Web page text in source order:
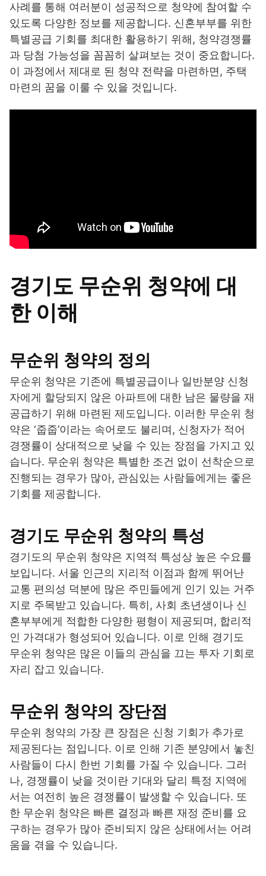
사례를 통해 여러분이 성공적으로 청약에 참여할 수
있도록 다양한 정보를 제공합니다. 신혼부부를 위한
특별공급 기회를 최대한 활용하기 위해, 청약경쟁률
과 당첨 가능성을 꼼꼼히 살펴보는 것이 중요합니다.
이 과정에서 제대로 된 청약 전략을 마련하면, 주택
마련의 꿈을 이룰 수 있을 것입니다.
경기도 무순위 청약에 대
한 이해
무순위 청약의 정의
무순위 청약은 기존에 특별공급이나 일반분양 신청
자에게 할당되지 않은 아파트에 대한 남은 물량을 재
공급하기 위해 마련된 제도입니다. 이러한 무순위 청
약은 ‘줍줍’이라는 속어로도 불리며, 신청자가 적어
경쟁률이 상대적으로 낮을 수 있는 장점을 가지고 있
습니다. 무순위 청약은 특별한 조건 없이 선착순으로
진행되는 경우가 많아, 관심있는 사람들에게는 좋은
기회를 제공합니다.
경기도 무순위 청약의 특성
경기도의 무순위 청약은 지역적 특성상 높은 수요를
보입니다. 서울 인근의 지리적 이점과 함께 뛰어난
교통 편의성 덕분에 많은 주민들에게 인기 있는 거주
지로 주목받고 있습니다. 특히, 사회 초년생이나 신
혼부부에게 적합한 다양한 평형이 제공되며, 합리적
인 가격대가 형성되어 있습니다. 이로 인해 경기도
무순위 청약은 많은 이들의 관심을 끄는 투자 기회로
자리 잡고 있습니다.
무순위 청약의 장단점
무순위 청약의 가장 큰 장점은 신청 기회가 추가로
제공된다는 점입니다. 이로 인해 기존 분양에서 놓친
사람들이 다시 한번 기회를 가질 수 있습니다. 그러
나, 경쟁률이 낮을 것이란 기대와 달리 특정 지역에
서는 여전히 높은 경쟁률이 발생할 수 있습니다. 또
한 무순위 청약은 빠른 결정과 빠른 재정 준비를 요
구하는 경우가 많아 준비되지 않은 상태에서는 어려
움을 겪을 수 있습니다.